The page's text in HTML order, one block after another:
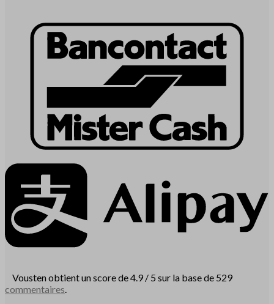
Vousten obtient un score de 4.9 / 5 sur la base de 529
commentaires.